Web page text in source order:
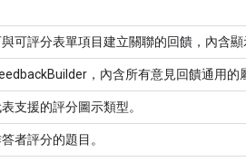
可評分表單項目建立關聯的回饋，內含
，內含所有意見回饋通用
支援的評分圖示類型。
者評分的題目。